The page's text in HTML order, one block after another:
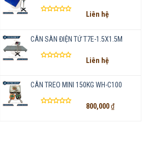
hạng
5
Liên hệ
CÂN SÀN ĐIỆN TỬ T7E-1.5X1.5M
hạng
5
Liên hệ
CÂN TREO MINI 150KG WH-C100
800,000₫